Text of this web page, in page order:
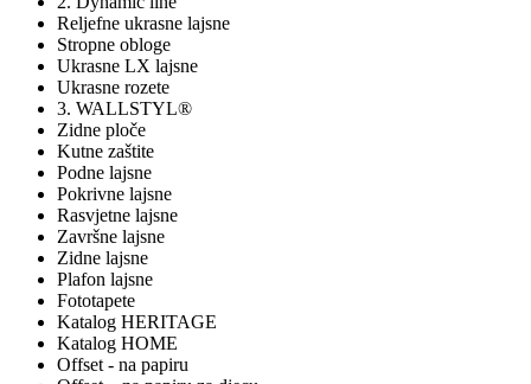
Reljefne ukrasne lajsne
Stropne obloge
Ukrasne LX lajsne
Ukrasne rozete
3. WALLSTYL®
Zidne ploče
Kutne zaštite
Podne lajsne
Pokrivne lajsne
Rasvjetne lajsne
Završne lajsne
Zidne lajsne
Plafon lajsne
Fototapete
Katalog HERITAGE
Katalog HOME
Offset - na papiru